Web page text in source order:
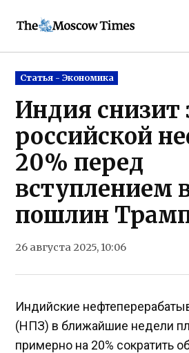
Posted
in
Статья - Экономика
Индия снизит
российской
20% перед
вступлением
пошлин
26 августа 2025, 10:06
Индийские
(НПЗ) в ближайшие недели
примерно на 20% сократить